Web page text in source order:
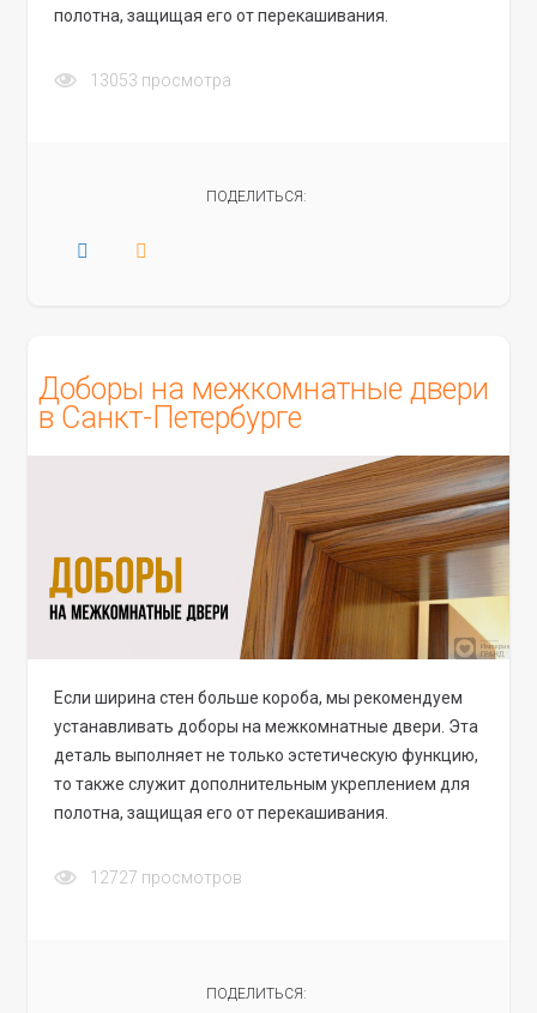
полотна, защищая его от перекашивания.
13053 просмотра
ПОДЕЛИТЬСЯ:
Доборы на межкомнатные двери
в Санкт-Петербурге
Если ширина стен больше короба, мы рекомендуем
устанавливать доборы на межкомнатные двери. Эта
деталь выполняет не только эстетическую функцию,
то также служит дополнительным укреплением для
полотна, защищая его от перекашивания.
12727 просмотров
ПОДЕЛИТЬСЯ: